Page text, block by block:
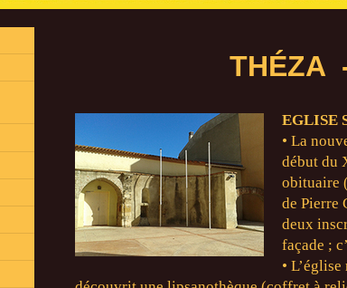
THÉZA -
EGLISE
• La
début du
obituaire
de Pierre
deux
façade ;
•